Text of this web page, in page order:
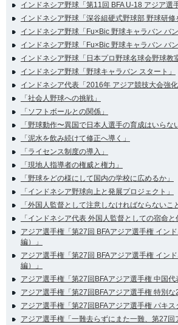
インドネシア野球「第11回 BFA U-18 アジア選
インドネシア野球「深谷組硬式野球部 野球研修
インドネシア野球「Fu×Bic 野球キャラバン バ
インドネシア野球「Fu×Bic 野球キャラバン バ
インドネシア野球「日本プロ野球名球会野球教
インドネシア野球「野球キャラバン スタート」
インドネシア代表「2016年 アジア競技大会強化
「社会人野球への挑戦」
「ソフトボールとの関係」
「野球動作〜異国で日本人選手の育成はいらな
「泥水を飲み続けて修正へ導く」
「ライセンス制度の導入」
「現地人指導者の権威と権力」
「野球をどの様にして国内の学校に広めるか」
「インドネシア野球向上と発展プロジェクト」
「外国人監督として注意しなければならないこ
「インドネシア代表 外国人監督としての宿命と
アジア選手権「第27回 BFAアジア選手権 イン
編）」
アジア選手権「第27回 BFAアジア選手権 イン
編）」
アジア選手権「第27回BFAアジア選手権 中国代
アジア選手権「第27回BFAアジア選手権 特別な
アジア選手権「第27回BFAアジア選手権 パキス
アジア選手権「一難去らずにまた一難、第27回